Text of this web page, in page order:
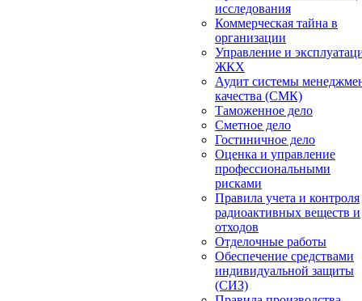
исследования
Коммерческая тайна в
организации
Управление и
ЖКХ
Аудит системы
качества (СМК)
Таможенное дело
Сметное дело
Гостиничное дело
Оценка и управление
профессиональными
рисками
Правила учета и контроля
радиоактивных веществ и
отходов
Отделочные работы
Обеспечение средствами
индивидуальной защиты
(СИЗ)